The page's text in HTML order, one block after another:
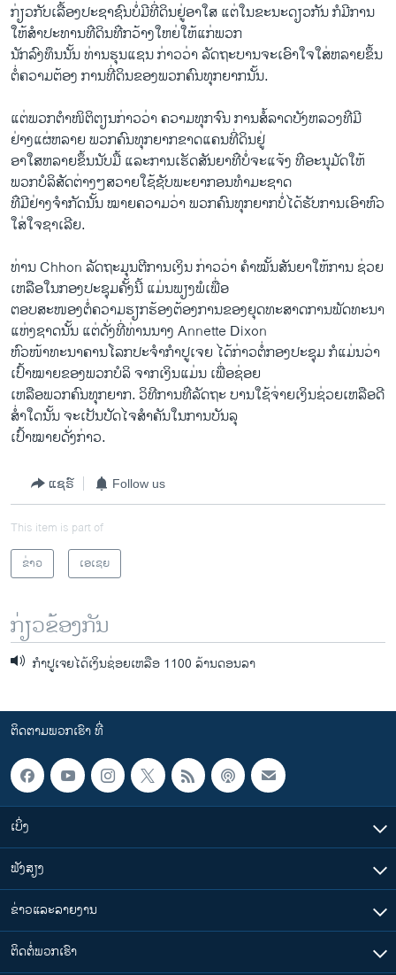
ກ່ຽວກັບ​ເລື້​ອງປະຊາຊົນ​ບໍ່​ມີ​ທີ່​ດິນ​ຢູ່​ອາ​ໃສ​ ແຕ່​ໃນ​ຂະນະ​ດຽວ​ກັນ ກໍ​ມີ​ການ
ໃຫ້ສຳ​ປະທານ​ທ່ີ​ດິນ​ທ່ີ​ກວ້າງ​ໃຫຍ່ໃຫ້​ແກ່​ພວກ​
ນັກ​ລົງທຶນ​ນັ້ນ ທ່ານ​ຮຸນ​ແຊນ ກ່າວ​ວ່າ ລັດຖະບານ​ຈະ​ເອົາໃຈ​ໃສ່​ຫລາຍ​ຂຶ້ນ​
ຕໍ່​ຄວາມ​ຕ້ອງ ການ​ທີ່​ດິນຂອງ​ພວກ​ຄົນ​ທຸກ​ຍາກ​ນັ້ນ.
ແຕ່​ພວກ​ຕຳ​ໜິຕິຕຽນ​ກ່າວ​ວ່າ ຄວາມທຸກ​ຈົນ ການ​ສໍ້​ລາດ​ບັງ​ຫລວງ​ທ່ີ​ມີ​
ຢ່າງແຜ່​ຫລາຍ ​ພວກ​ຄົນ​ທຸກຍາກ​ຂາດ​ແຄນ​ທີ່​ດິນ​ຢູ່​
ອາ​ໃສ​ຫລາຍ​ຂຶ້ນ​ນັບ​ມື້ ​ແລະ​ການ​ເຮັດ​ສັນຍາ​ທ່ີ​ບໍ່​ຈະ​ແຈ້ງ​ ທ່ີ​ອະນຸມັດ​ໃຫ້​
ພວກ​ບໍລິສັດ​ຕ່າງໆ​ສວາຍ​ໃຊ້ຊັບພະຍາກອນ​ທຳ​ມະ​ຊາດ
ທ່ີ​ມີ​ຢ່າງ​ຈຳກັດ​ນັ້ນ ໝາຍ​ຄວາມ​ວ່າ ພວກຄົນ​ທຸກ​ຍາກ​ບໍ່​ໄດ້​ຮັບ​ການເອົາ​ຫົວ​
ໃສ່​ໃຈຊາ​ເລີຍ.
ທ່ານ Chhon ລັດຖະມຸນຕີ​ການ​ເງິນ ກ່າວ​ວ່າ​ ຄຳ​ໝັ້ນ​ສັນຍາ​ໃຫ້ການ ຊ່ວຍ​
ເຫລືອ​ໃນ​ກອງ​ປະຊຸມຄັ້ງນີ້ ​ແມ່ນພຽງພໍ​ເພື່ອ
ຕອບ​ສະໜອງ​ຕໍ່​ຄວາມ​ຮຽກຮ້ອງ​ຕ້ອງການຂອງ​ຍຸດ​ທະ​ສາດ​ການ​ພັດທະນາ​
ແຫ່ງ​ຊາດ​ນັ້ນ ​ແຕ່​ດັ່ງ​ທີ່ທ່ານ​ນາງ Annette Dixon
ຫົວໜ້າ​ທະນາຄານ​ໂລກ​ປະຈຳ​ກຳປູ​ເຈຍ ​ໄດ້​ກ່າວ​ຕໍ່​ກອງ​ປະຊຸມ ກໍ​ແມ່ນວ່າ ​
ເປົ້າໝາຍ​ຂອງ​ພວກບໍລິ ຈາກ​ເງິນແມ່ນ​ ເພື່ອ​ຊ່ອຍ
ເຫລືອ​ພວກ​ຄົນ​ທຸກ​ຍາກ. ວິທີ​ການ​ທ່ີ​ລັດຖະ ບານ​ໃຊ້​ຈ່າຍ​ເງິນຊ່ວຍ​ເຫລືອ​ດີ​
ສ່ຳ​ໃດ​ນັ້ນ​ ຈະເປັນ​ປັດ​ໄຈສຳຄັນໃນ​ການ​ບັນລຸ​
ເປົ້າ​ໝາຍ​ດັ່ງກ່າວ.
ແຊຣ໌ Follow us
This item is part of
ຂ່າວ
ເອເຊຍ
ກ່ຽວຂ້ອງກັນ
ກຳປູເຈຍໄດ້ເງິນຊ່ອຍເຫລືອ 1100 ລ້ານດອນລາ
ຕິດຕາມພວກເຮົາ ທີ່
ເບິ່ງ
ຟັງສຽງ
ຂ່າວແລະລາຍງານ
ຕິດຕໍ່ພວກເຮົາ